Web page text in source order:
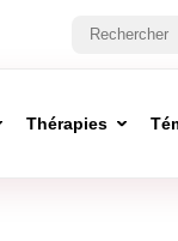
Thérapies